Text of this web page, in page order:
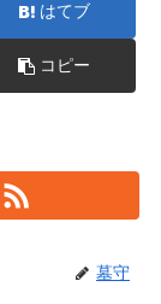
はてブ
コピー
墓守